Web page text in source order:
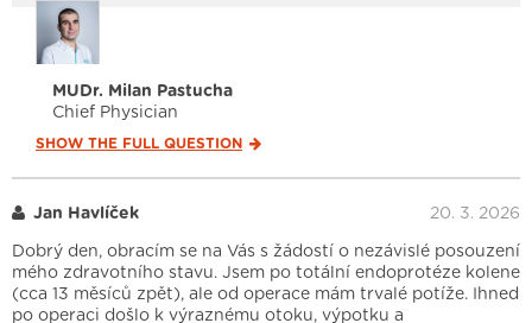
MUDr. Milan Pastucha
Chief Physician
SHOW THE FULL QUESTION
Jan Havlíček 20. 3. 2026
Dobrý den, obracím se na Vás s žádostí o nezávislé posouzení
mého zdravotního stavu. Jsem po totální endoprotéze kolene
(cca 13 měsíců zpět), ale od operace mám trvalé potíže. Ihned
po operaci došlo k výraznému otoku, výpotku a